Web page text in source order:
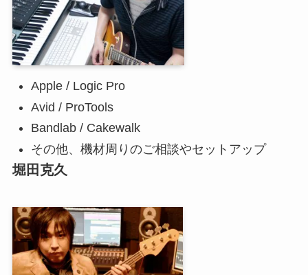
Apple / Logic Pro
Avid / ProTools
Bandlab / Cakewalk
その他、機材周りのご相談やセットアップ
堀田克久